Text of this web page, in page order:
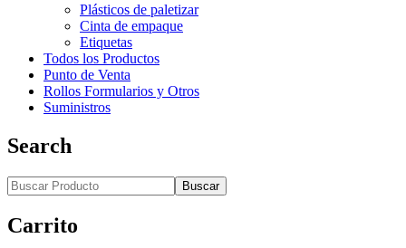
Plásticos de paletizar
Cinta de empaque
Etiquetas
Todos los Productos
Punto de Venta
Rollos Formularios y Otros
Suministros
Search
Buscar
Carrito